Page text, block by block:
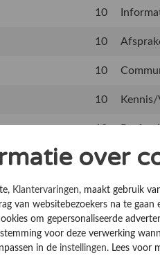
10
10
10
10
10
over
Klantervaringen, maakt gebruik
van websitebezoekers na te
om gepersonaliseerde
voor deze verwerking
in de instellingen. Lees voor